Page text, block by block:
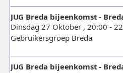
JUG Breda bijeenkomst -
Dinsdag 27 Oktober , 20:00 -
Gebruikersgroep Breda
JUG Breda bijeenkomst -